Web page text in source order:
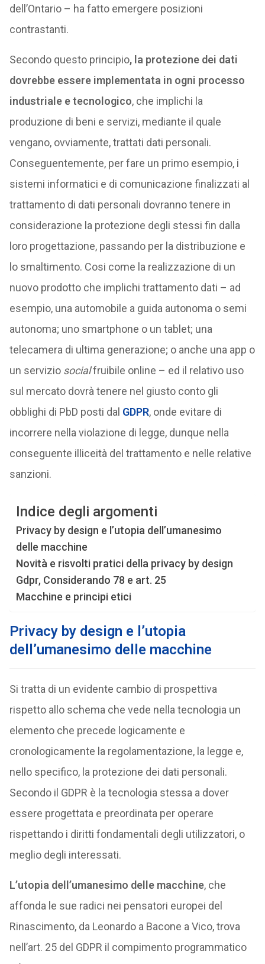
dell’Ontario – ha fatto emergere posizioni
contrastanti.
Secondo questo principio, la protezione dei dati
dovrebbe essere implementata in ogni processo
industriale e tecnologico, che implichi la
produzione di beni e servizi, mediante il quale
vengano, ovviamente, trattati dati personali.
Conseguentemente, per fare un primo esempio, i
sistemi informatici e di comunicazione finalizzati al
trattamento di dati personali dovranno tenere in
considerazione la protezione degli stessi fin dalla
loro progettazione, passando per la distribuzione e
lo smaltimento. Cosi come la realizzazione di un
nuovo prodotto che implichi trattamento dati – ad
esempio, una automobile a guida autonoma o semi
autonoma; uno smartphone o un tablet; una
telecamera di ultima generazione; o anche una app o
un servizio socialfruibile online – ed il relativo uso
sul mercato dovrà tenere nel giusto conto gli
obblighi di PbD posti dal GDPR, onde evitare di
incorrere nella violazione di legge, dunque nella
conseguente illiceità del trattamento e nelle relative
sanzioni.
Indice degli argomenti
Privacy by design e l’utopia dell’umanesimo
delle macchine
Novità e risvolti pratici della privacy by design
Gdpr, Considerando 78 e art. 25
Macchine e principi etici
Privacy by design e l’utopia
dell’umanesimo delle macchine
Si tratta di un evidente cambio di prospettiva
rispetto allo schema che vede nella tecnologia un
elemento che precede logicamente e
cronologicamente la regolamentazione, la legge e,
nello specifico, la protezione dei dati personali.
Secondo il GDPR è la tecnologia stessa a dover
essere progettata e preordinata per operare
rispettando i diritti fondamentali degli utilizzatori, o
meglio degli interessati.
L’utopia dell’umanesimo delle macchine, che
affonda le sue radici nei pensatori europei del
Rinascimento, da Leonardo a Bacone a Vico, trova
nell’art. 25 del GDPR il compimento programmatico